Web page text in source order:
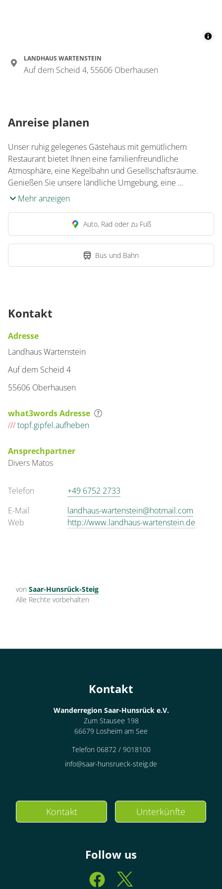
LANDHAUS WARTENSTEIN
Auf dem Scheid 4, 55606 Oberhausen
Anreise planen
Unser ruhig gelegenes Gästehaus mit gemütlichem
Restaurant bietet Ihnen eine familienfreundliche
Atmosphäre, eine Kegelbahn und Gesellschaftsräume.
Genießen Sie unsere ländliche Umgebung, eine …
Mehr anzeigen
Auto, Rad oder zu Fuß
Bus und Bahn
Kontakt
Adresse
Landhaus Wartenstein
Auf dem Scheid 4
55606 Oberhausen
what3words Adresse
///topf.gipfel.aufheben
Ansprechpartner
Divers Matos
Telefon
+49 6752 2733
E-Mail
landhaus-wartenstein@hotmail.com
Web
http://www.landhaus-wartenstein.de
von Saar-Hunsrück-Steig
Alle Rechte vorbehalten
Kontakt
Wanderregion Saar-Hunsrück e.V.
Zum Stausee 198
66679 Losheim am See
Telefon 06872 / 9018100
info@saar-hunsrueck-steig.de
Kontakt Unterkünfte
Follow us